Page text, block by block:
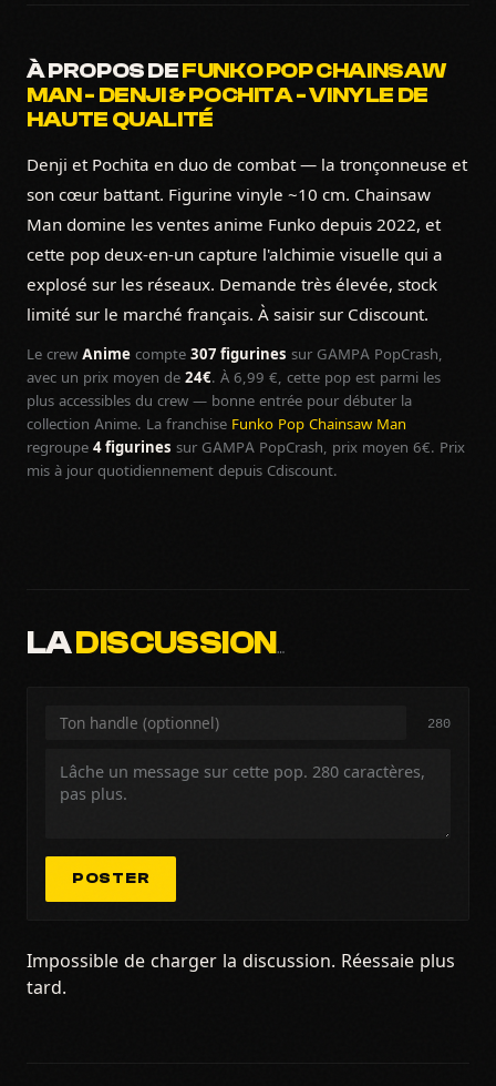
À PROPOS DEFUNKO POP CHAINSAW
MAN - DENJI & POCHITA - VINYLE DE
HAUTE QUALITÉ
Denji et Pochita en duo de combat — la tronçonneuse et
son cœur battant. Figurine vinyle ~10 cm. Chainsaw
Man domine les ventes anime Funko depuis 2022, et
cette pop deux-en-un capture l'alchimie visuelle qui a
explosé sur les réseaux. Demande très élevée, stock
limité sur le marché français. À saisir sur Cdiscount.
Le crew Anime compte 307 figurines sur GAMPA PopCrash,
avec un prix moyen de 24€. À 6,99 €, cette pop est parmi les
plus accessibles du crew — bonne entrée pour débuter la
collection Anime. La franchise Funko Pop Chainsaw Man
regroupe 4 figurines sur GAMPA PopCrash, prix moyen 6€. Prix
mis à jour quotidiennement depuis Cdiscount.
LADISCUSSION…
280
POSTER
Impossible de charger la discussion. Réessaie plus
tard.